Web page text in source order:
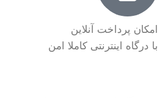
امکان پرداخت آنلاین
با درگاه اینترنتی کاملا امن